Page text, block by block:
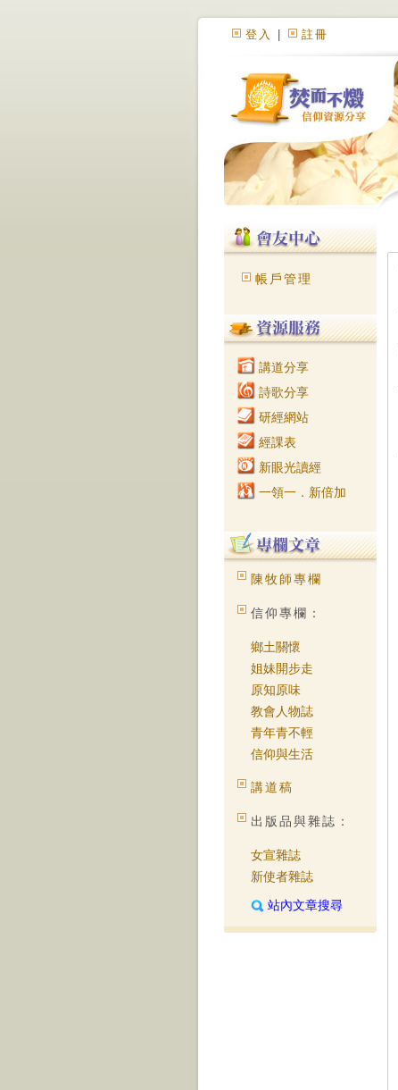
登入 註冊
帳戶管理
講道分享
詩歌分享
研經網站
經課表
新眼光讀經
一領一．新倍加
陳牧師專欄
信仰專欄：
鄉土關懷
姐妹開步走
原知原味
教會人物誌
青年青不輕
信仰與生活
講道稿
出版品與雜誌：
女宣雜誌
新使者雜誌
站內文章搜尋